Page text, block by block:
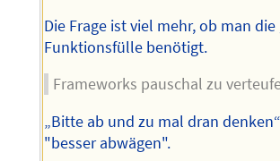
Die Frage ist viel mehr, ob man
Funktionsfülle benötigt.
Frameworks pauschal zu
„Bitte ab und zu mal dran
"besser abwägen".